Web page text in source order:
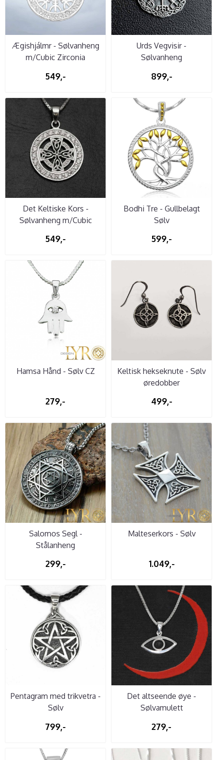
Ægishjálmr - Sølvanheng
m/Cubic Zirconia
549,-
Urds Vegvisir -
Sølvanheng
899,-
Det Keltiske Kors -
Sølvanheng m/Cubic
549,-
Bodhi Tre - Gullbelagt
Sølv
599,-
Hamsa Hånd - Sølv CZ
279,-
Keltisk hekseknute - Sølv
øredobber
499,-
Salomos Segl -
Stålanheng
299,-
Malteserkors - Sølv
1.049,-
Pentagram med trikvetra -
Sølv
799,-
Det altseende øye -
Sølvamulett
279,-